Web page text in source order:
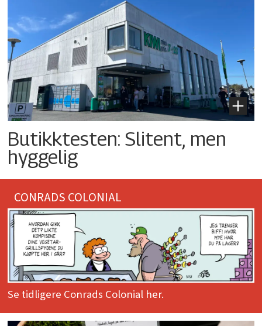
Butikktesten: Slitent, men
hyggelig
CONRADS COLONIAL
Se tidligere Conrads Colonial her.